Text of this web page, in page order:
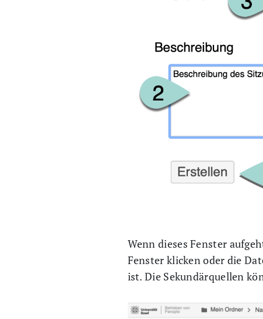
Wenn dieses Fenster
Fenster klicken oder die
ist. Die Sekundärquellen